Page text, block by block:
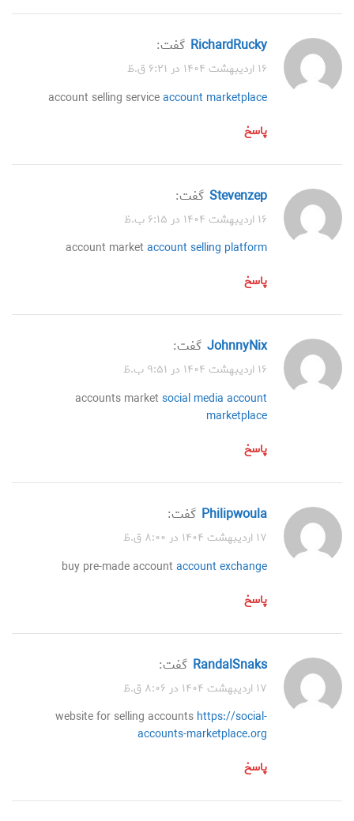
RichardRucky گفت:
۱۶ اردیبهشت ۱۴۰۴ در ۶:۲۱ ق.ظ
account selling serviceaccount marketplace
پاسخ
Stevenzep گفت:
۱۶ اردیبهشت ۱۴۰۴ در ۶:۱۵ ب.ظ
account market account selling platform
پاسخ
JohnnyNix گفت:
۱۶ اردیبهشت ۱۴۰۴ در ۹:۵۱ ب.ظ
accounts market social media account
marketplace
پاسخ
Philipwoula گفت:
۱۷ اردیبهشت ۱۴۰۴ در ۸:۰۰ ق.ظ
buy pre-made account account exchange
پاسخ
RandalSnaks گفت:
۱۷ اردیبهشت ۱۴۰۴ در ۸:۰۶ ق.ظ
website for selling accounts https://social-
accounts-marketplace.org
پاسخ